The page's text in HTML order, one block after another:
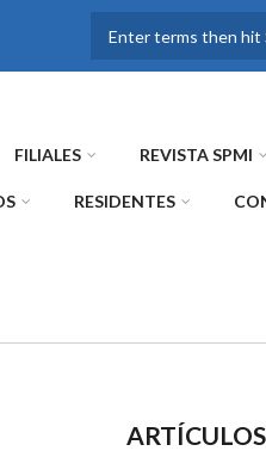
FILIALES REVISTA SPMI
RESIDENTES